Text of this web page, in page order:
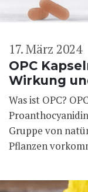
OPC
Wirkung
17. März 2024
Was ist OPC?
Gruppe von
Pflanzen